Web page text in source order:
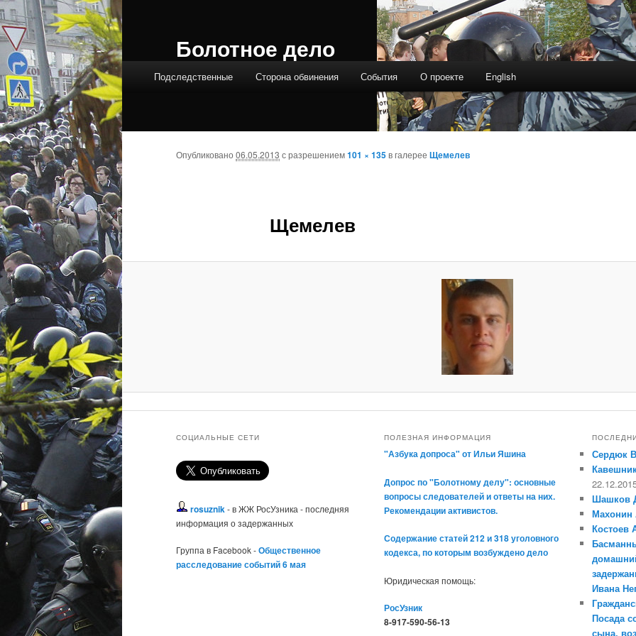
Болотное дело
Подследственные Сторона обвинения События О проекте English
Щемелев
Опубликовано 06.05.2013 с разрешением101 × 135в галерее Щемелев
СОЦИАЛЬНЫЕ СЕТИ
rosuznik- в ЖЖ РосУзника - последняя
информация о задержанных
Группа в Facebook -Общественное
расследование событий 6 мая
ПОЛЕЗНАЯ ИНФОРМАЦИЯ
"Азбука допроса" от Ильи Яшина
Допрос по "Болотному делу": основные
вопросы следователей и ответы на них.
Рекомендации активистов.
Содержание статей 212 и 318 уголовного
кодекса, по которым возбуждено дело
Юридическая помощь:
РосУзник
8-917-590-56-13
Сердюк
Шашков
Махонин
Костоев
Ивана
Посада
сына,